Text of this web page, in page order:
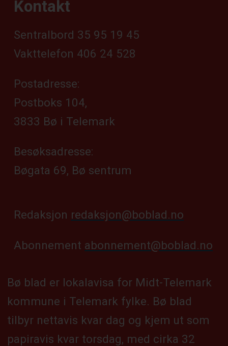
Kontakt
Sentralbord 35 95 19 45
Vakttelefon 406 24 528
Postadresse:
Postboks 104,
3833 Bø i Telemark
Besøksadresse:
Bøgata 69, Bø sentrum
Redaksjon redaksjon@boblad.no
Abonnement abonnement@boblad.no
Bø blad er lokalavisa for Midt-Telemark
kommune i Telemark fylke. Bø blad
tilbyr nettavis kvar dag og kjem ut som
papiravis kvar torsdag, med cirka 32